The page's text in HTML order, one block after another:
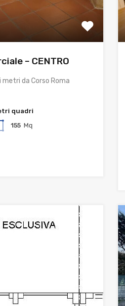
– CENTRO
metri da Corso Roma
quadri
155 Mq